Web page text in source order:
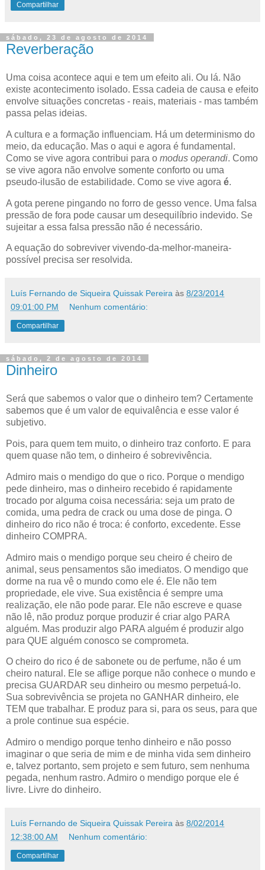
Compartilhar
sábado, 23 de agosto de 2014
Reverberação
Uma coisa acontece aqui e tem um efeito ali. Ou lá. Não
existe acontecimento isolado. Essa cadeia de causa e efeito
envolve situações concretas - reais, materiais - mas também
passa pelas ideias.
A cultura e a formação influenciam. Há um determinismo do
meio, da educação. Mas o aqui e agora é fundamental.
Como se vive agora contribui para o modus operandi. Como
se vive agora não envolve somente conforto ou uma
pseudo-ilusão de estabilidade. Como se vive agora é.
A gota perene pingando no forro de gesso vence. Uma falsa
pressão de fora pode causar um desequilíbrio indevido. Se
sujeitar a essa falsa pressão não é necessário.
A equação do sobreviver vivendo-da-melhor-maneira-
possível precisa ser resolvida.
Luís Fernando de Siqueira Quissak Pereira às 8/23/2014
09:01:00 PM
Nenhum comentário:
Compartilhar
sábado, 2 de agosto de 2014
Dinheiro
Será que sabemos o valor que o dinheiro tem? Certamente
sabemos que é um valor de equivalência e esse valor é
subjetivo.
Pois, para quem tem muito, o dinheiro traz conforto. E para
quem quase não tem, o dinheiro é sobrevivência.
Admiro mais o mendigo do que o rico. Porque o mendigo
pede dinheiro, mas o dinheiro recebido é rapidamente
trocado por alguma coisa necessária: seja um prato de
comida, uma pedra de crack ou uma dose de pinga. O
dinheiro do rico não é troca: é conforto, excedente. Esse
dinheiro COMPRA.
Admiro mais o mendigo porque seu cheiro é cheiro de
animal, seus pensamentos são imediatos. O mendigo que
dorme na rua vê o mundo como ele é. Ele não tem
propriedade, ele vive. Sua existência é sempre uma
realização, ele não pode parar. Ele não escreve e quase
não lê, não produz porque produzir é criar algo PARA
alguém. Mas produzir algo PARA alguém é produzir algo
para QUE alguém conosco se comprometa.
O cheiro do rico é de sabonete ou de perfume, não é um
cheiro natural. Ele se aflige porque não conhece o mundo e
precisa GUARDAR seu dinheiro ou mesmo perpetuá-lo.
Sua sobrevivência se projeta no GANHAR dinheiro, ele
TEM que trabalhar. E produz para si, para os seus, para que
a prole continue sua espécie.
Admiro o mendigo porque tenho dinheiro e não posso
imaginar o que seria de mim e de minha vida sem dinheiro
e, talvez portanto, sem projeto e sem futuro, sem nenhuma
pegada, nenhum rastro. Admiro o mendigo porque ele é
livre. Livre do dinheiro.
Luís Fernando de Siqueira Quissak Pereira às 8/02/2014
12:38:00 AM
Nenhum comentário:
Compartilhar